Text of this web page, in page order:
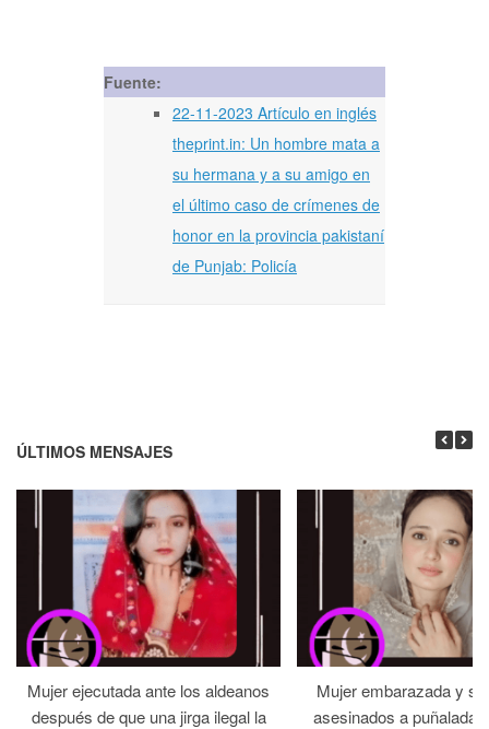
Fuente:
22-11-2023 Artículo en inglés
theprint.in: Un hombre mata a
su hermana y a su amigo en
el último caso de crímenes de
honor en la provincia pakistaní
de Punjab: Policía
ÚLTIMOS MENSAJES
Mujer ejecutada ante los aldeanos
después de que una jirga ilegal la
Mujer embarazada y
asesinados a